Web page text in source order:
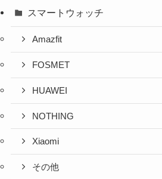
スマートウォッチ
Amazfit
FOSMET
HUAWEI
NOTHING
Xiaomi
その他